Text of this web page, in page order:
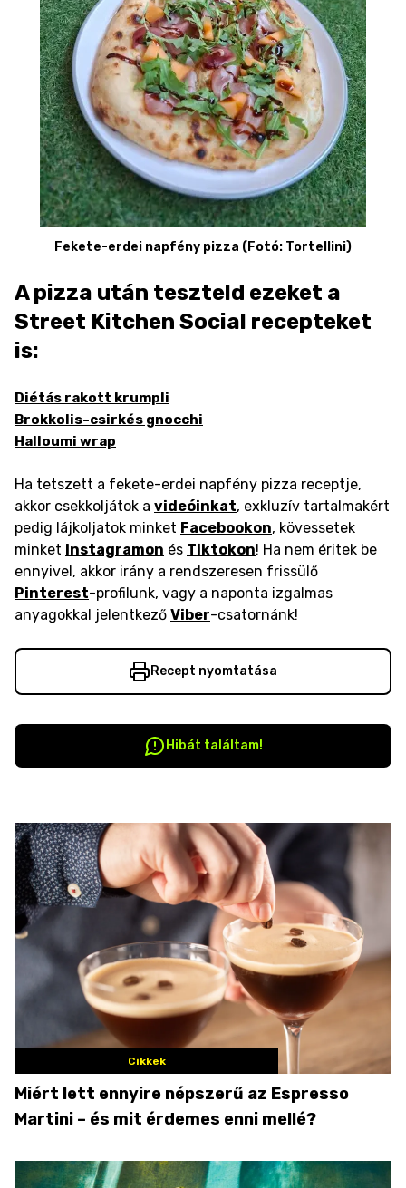
Fekete-erdei napfény pizza (Fotó: Tortellini)
A pizza után teszteld ezeket a
Street Kitchen Social recepteket
is:
Diétás rakott krumpli
Brokkolis-csirkés gnocchi
Halloumi wrap
Ha tetszett a fekete-erdei napfény pizza receptje,
akkor csekkoljátok a videóinkat, exkluzív tartalmakért
pedig lájkoljatok minket Facebookon, kövessetek
minket Instagramon és Tiktokon! Ha nem éritek be
ennyivel, akkor irány a rendszeresen frissülő
Pinterest-profilunk, vagy a naponta izgalmas
anyagokkal jelentkező Viber-csatornánk!
Recept nyomtatása
Hibát találtam!
Cikkek
Miért lett ennyire népszerű az Espresso
Martini – és mit érdemes enni mellé?